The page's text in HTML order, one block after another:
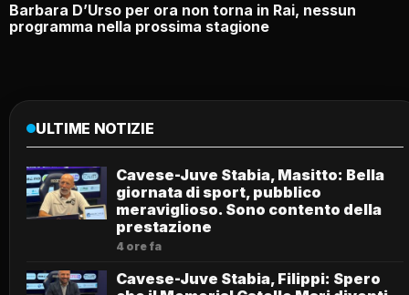
Barbara D’Urso per ora non torna in Rai, nessun
programma nella prossima stagione
ULTIME NOTIZIE
Cavese-Juve Stabia, Masitto: Bella
giornata di sport, pubblico
meraviglioso. Sono contento della
prestazione
4 ore fa
Cavese-Juve Stabia, Filippi: Spero